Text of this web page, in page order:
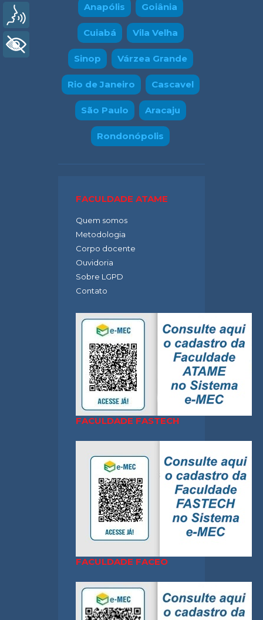
Anapólis
Goiânia
Cuiabá Vila Velha
Sinop Várzea Grande
Rio de Janeiro Cascavel
São Paulo Aracaju
Rondonópolis
FACULDADE ATAME
Quem somos
Metodologia
Corpo docente
Ouvidoria
Sobre LGPD
Contato
FACULDADE FASTECH
FACULDADE FACEO
+ Acessibilidade